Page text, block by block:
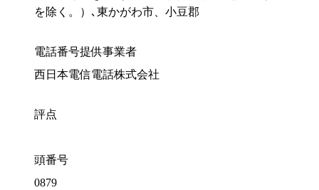
を除く。）､東かがわ市、小豆郡
電話番号提供事業者
西日本電信電話株式会社
評点
頭番号
0879